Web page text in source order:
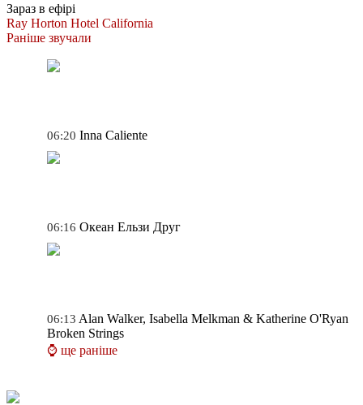
Зараз в ефірі
Ray Horton Hotel California
Раніше звучали
06:20 Inna Caliente
06:16 Океан Ельзи Друг
06:13 Alan Walker, Isabella Melkman & Katherine O'Ryan
Broken Strings
⌚ ще раніше